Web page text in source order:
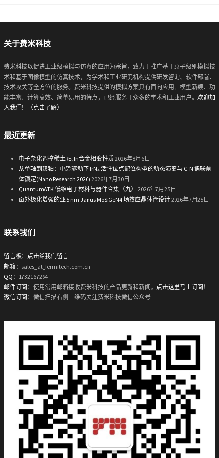
关于费米科技
费米科技以促进工业级模拟与仿真的应用为宗旨，致力于推广基于原子级别模拟技
术和基于图像模型的仿真技术，为学术和工业研究机构提供研发咨询、软件部署、
技术攻关等全方位的服务。费米科技提供的模拟方案具有面向应用、模型新颖、功
能丰富、计算高效、简单易用的特点，已经服务于众多的学术和工业用户。 欢迎加
入我们！（点击了解）
最近更新
电子杂化调控稀土RE₂In合金相变性质2026年8月6日
从单轴到双轴：电势驱动下 IrN₄ 活性位点配位构型的动态演变与 C-N 偶联前
体锁定(Nano Research 2026) 2026年7月30日
QuantumATK 低维电子材料与器件合集（九）
2026年7月25日
面外极化增强的亚 5 nm Janus MoSiGeN4 场效应晶体管设计2026年7月25日
联系我们
留言板 ： 点击给我们留言
邮箱：sales_at_fermitech.com.cn
QQ ：1732167264
邮件订阅 ：使用常用邮箱接收费米科技的产品更新和新闻。 点击这里马上订阅！
微信订阅 ：微信扫描右侧二维码关注费米科技微信公众号